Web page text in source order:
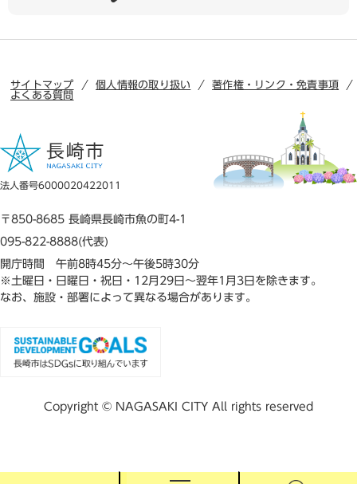
サイトマップ 個人情報の取り扱い
著作権・リンク・免責事項
よくある質問
法人番号6000020422011
〒850-8685 長崎県長崎市魚の町4-1
095-822-8888(代表)
開庁時間 午前8時45分～午後5時30分
※土曜日・日曜日・祝日・12月29日～翌年1月3日を除きます。
なお、施設・部署によって異なる場合があります。
Copyright © NAGASAKI CITY All rights reserved